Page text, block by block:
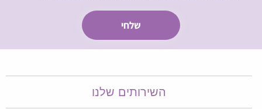
השירותים שלנו